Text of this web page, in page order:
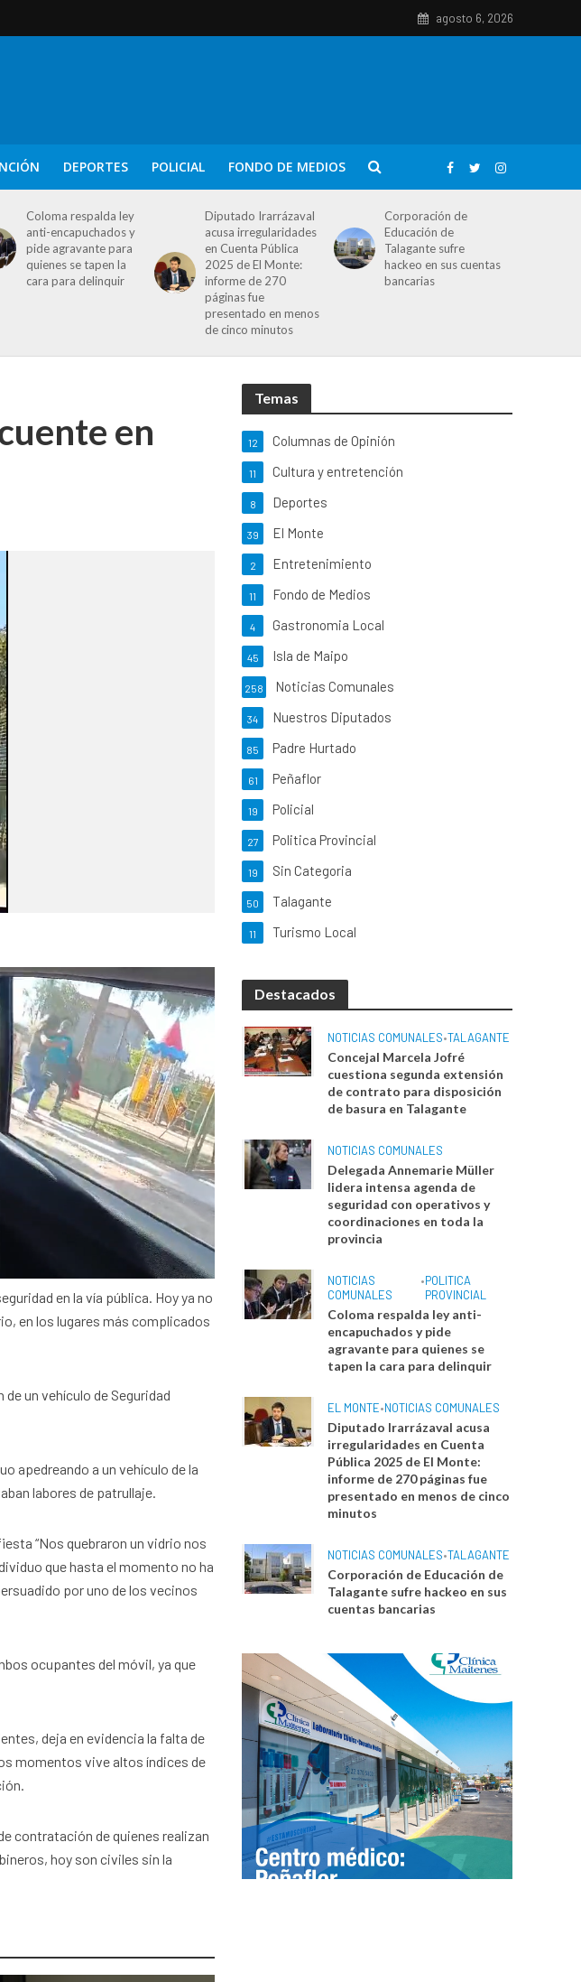
agosto 6, 2026
DEPORTES POLICIAL FONDO DE MEDIOS
Coloma respalda ley
anti-encapuchados y
pide agravante para
quienes se tapen la
cara para delinquir
Diputado Irarrázaval
acusa irregularidades
en Cuenta Pública
2025 de El Monte:
informe de 270
páginas fue
presentado en menos
de cinco minutos
Corporación de
Educación de
Talagante sufre
hackeo en sus cuentas
bancarias
en
en la vía pública. Hoy ya no
en los lugares más complicados
un vehículo de Seguridad
apedreando a un vehículo de la
labores de patrullaje.
“Nos quebraron un vidrio nos
que hasta el momento no ha
por uno de los vecinos
ocupantes del móvil, ya que
deja en evidencia la falta de
momentos vive altos índices de
contratación de quienes realizan
hoy son civiles sin la
Temas
Columnas de Opinión
12
Cultura y entretención
11
Deportes
8
El Monte
39
Entretenimiento
2
Fondo de Medios
11
Gastronomia Local
4
Isla de Maipo
45
Noticias Comunales
258
Nuestros Diputados
34
Padre Hurtado
85
Peñaflor
61
Policial
19
Politica Provincial
27
Sin Categoria
19
Talagante
50
Turismo Local
11
Destacados
NOTICIAS COMUNALES•TALAGANTE
Concejal Marcela Jofré
cuestiona segunda extensión
de contrato para disposición
de basura en Talagante
NOTICIAS COMUNALES
Delegada Annemarie Müller
lidera intensa agenda de
seguridad con operativos y
coordinaciones en toda la
provincia
NOTICIAS
COMUNALES
•POLITICA
PROVINCIAL
Coloma respalda ley anti-
encapuchados y pide
agravante para quienes se
tapen la cara para delinquir
EL MONTE•NOTICIAS COMUNALES
Diputado Irarrázaval acusa
irregularidades en Cuenta
Pública 2025 de El Monte:
informe de 270 páginas fue
presentado en menos de cinco
minutos
NOTICIAS COMUNALES•TALAGANTE
Corporación de Educación de
Talagante sufre hackeo en sus
cuentas bancarias